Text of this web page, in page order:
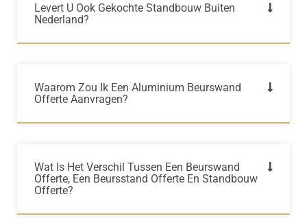
Levert U Ook Gekochte Standbouw Buiten
Nederland?
Waarom Zou Ik Een Aluminium Beurswand
Offerte Aanvragen?
Wat Is Het Verschil Tussen Een Beurswand
Offerte, Een Beursstand Offerte En Standbouw
Offerte?